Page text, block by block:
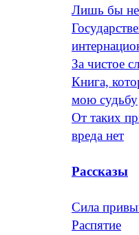
Лишь бы
За чистое
Книга,
мою судьбу
От таких
вреда нет
Рассказы
Сила
Распятие